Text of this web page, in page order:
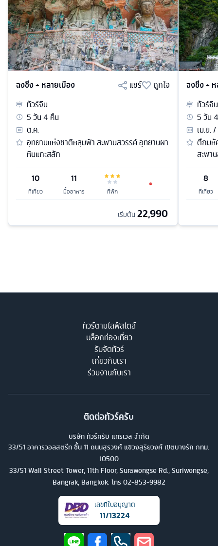
ฉงชิ่ง + หลายเมือง แชร์
ถูกใจ
ทัวร์จีน
5วัน4 คืน
ต.ค.
อุทยานแห่งชาติหลุมฟ้า สะพานสวรรค์ อุทยานผา
หินแกะสลัก
10
ที่เที่ยว
11
มื้ออาหาร ที่พัก
เริ่มต้น 22,990
ฉงชิ่ง +
ทัวร์จีน
5วัน4
เม.ย.
ตึกมหั
สะพา
8
ที่เที่ยว
ทัวร์ตามไลฟ์สไตล์
บล็อกท่องเที่ยว
รับจัดทัวร์
เกี่ยวกับเรา
ร่วมงานกับเรา
ติดต่อทัวร์ครับ
บริษัท ทัวร์ครับ แทรเวล จำกัด
33/51 อาคารวอลสตรีท ชั้น 11 ถนนสุรวงศ์ แขวงสุริยวงศ์ เขตบางรัก กทม.
10500
33/51 Wall Street Tower, 11th Floor, Surawongse Rd., Suriwongse,
Bangrak, Bangkok. โทร 02-853-9982
เลขที่ใบอนุญาต
11/13224